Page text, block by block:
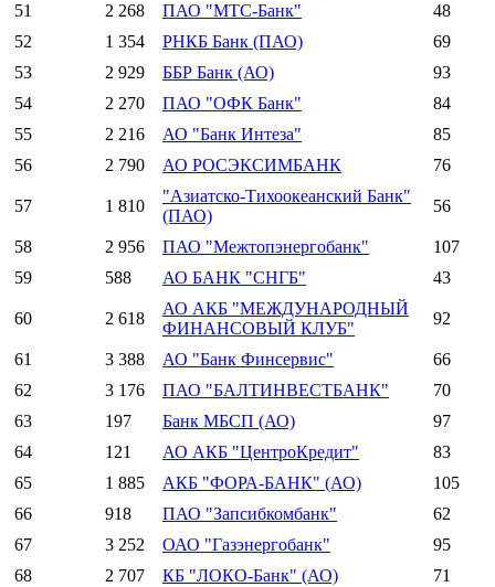
51
2 268 ПАО "МТС-Банк"
48
52
1 354 РНКБ Банк (ПАО)
69
53
2 929 ББР Банк (АО)
93
54
2 270 ПАО "ОФК Банк"
84
55
2 216 АО "Банк Интеза"
85
56
2 790 АО РОСЭКСИМБАНК 76
57 1 810
"Азиатско-Тихоокеанский Банк"
(ПАО)
56
58 2 956 ПАО "Межтопэнергобанк"
107
59
588 АО БАНК "СНГБ" 43
60 2 618
АО АКБ "МЕЖДУНАРОДНЫЙ
ФИНАНСОВЫЙ КЛУБ"
92
61 3 388 АО "Банк Финсервис"
66
62
3 176 ПАО "БАЛТИНВЕСТБАНК"
70
63
197 Банк МБСП (АО)
97
64
121 АО АКБ "ЦентроКредит"
83
65
1 885 АКБ "ФОРА-БАНК" (АО)
105
66
918 ПАО "Запсибкомбанк"
62
67
3 252 ОАО "Газэнергобанк"
95
68
2 707 КБ "ЛОКО-Банк" (АО)
71